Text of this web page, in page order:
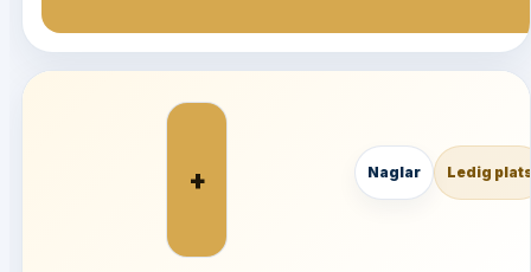
+ Naglar Ledig